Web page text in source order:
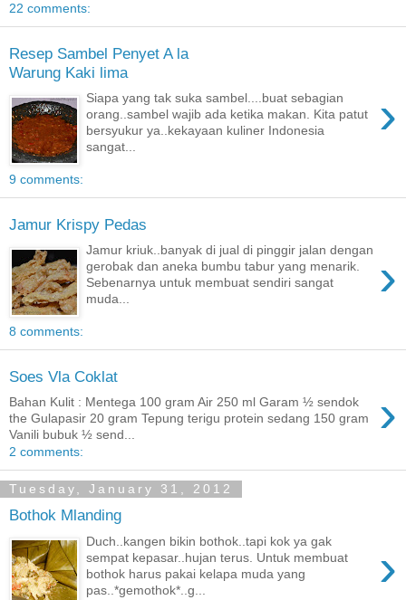
22 comments:
Resep Sambel Penyet A la
Warung Kaki lima
›
Siapa yang tak suka sambel....buat sebagian
orang..sambel wajib ada ketika makan. Kita patut
bersyukur ya..kekayaan kuliner Indonesia
sangat...
9 comments:
Jamur Krispy Pedas
›
Jamur kriuk..banyak di jual di pinggir jalan dengan
gerobak dan aneka bumbu tabur yang menarik.
Sebenarnya untuk membuat sendiri sangat
muda...
8 comments:
Soes Vla Coklat
›
Bahan Kulit : Mentega 100 gram Air 250 ml Garam ½ sendok
the Gulapasir 20 gram Tepung terigu protein sedang 150 gram
Vanili bubuk ½ send...
2 comments:
Tuesday, January 31, 2012
Bothok Mlanding
›
Duch..kangen bikin bothok..tapi kok ya gak
sempat kepasar..hujan terus. Untuk membuat
bothok harus pakai kelapa muda yang
pas..*gemothok*..g...